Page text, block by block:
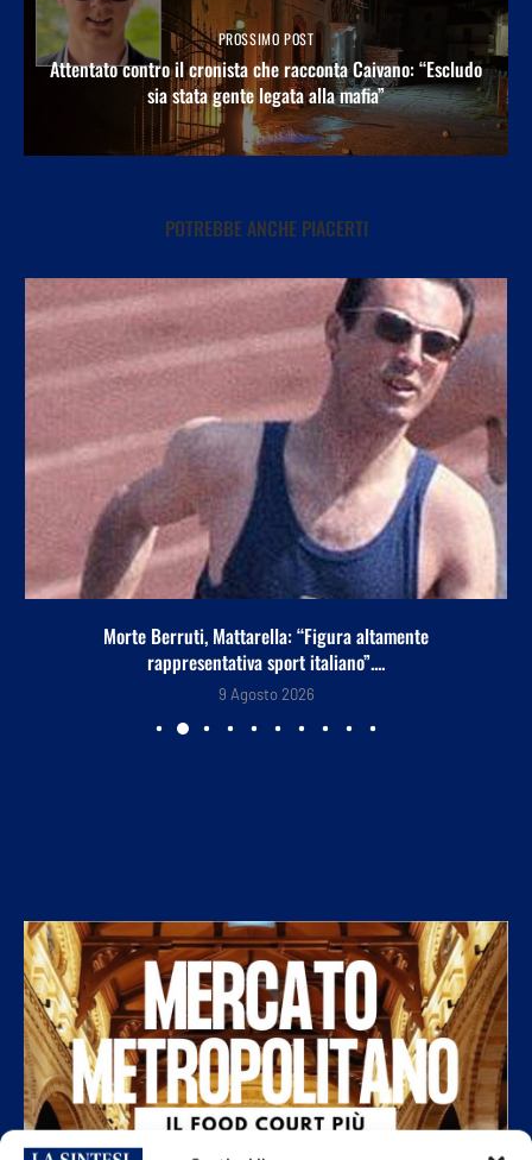
PROSSIMO POST
Attentato contro il cronista che racconta Caivano: “Escludo
sia stata gente legata alla mafia”
POTREBBE ANCHE PIACERTI
Morte Berruti, Mattarella: “Figura altamente
rappresentativa sport italiano”....
9 Agosto 2026